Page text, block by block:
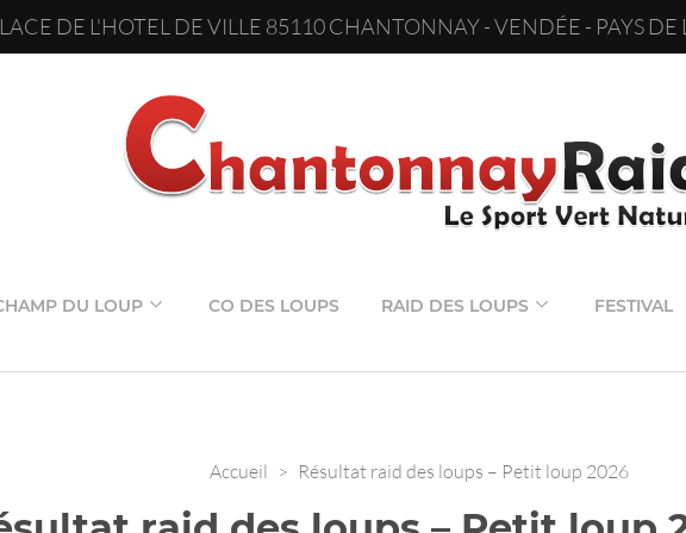
DE L'HOTEL DE VILLE 85110 CHANTONNAY - VENDÉE - PAYS DE
DU LOUP CO DES LOUPS RAID DES LOUPS FESTIVAL
Accueil > Résultat raid des loups – Petit loup 2026